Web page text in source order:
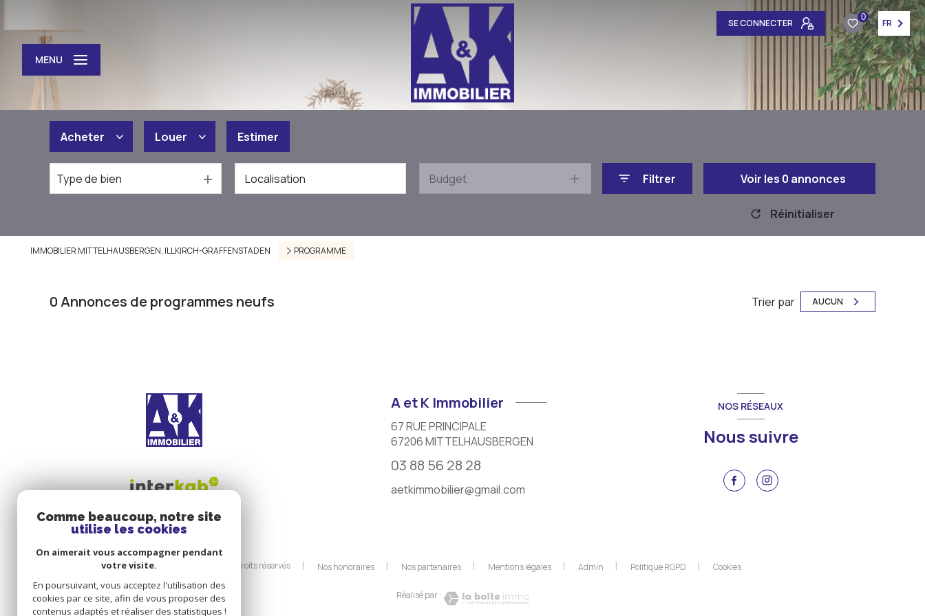
SE CONNECTER
0
FR
MENU
Acheter
De l'ancien
Louer
à l'année
Estimer
Type de bien Budget Filtrer Voir les 0 annonces
Réinitialiser
IMMOBILIER MITTELHAUSBERGEN, ILLKIRCH-GRAFFENSTADEN PROGRAMME
0Annonces de programmes neufs Trier par AUCUN
A et K Immobilier
67 RUE PRINCIPALE
67206MITTELHAUSBERGEN
03 88 56 28 28
aetkimmobilier@gmail.com
NOS RÉSEAUX
Nous suivre
© 2026 | Tous droits réservés Nos honoraires Nos partenaires Mentions légales Admin Politique RGPD Cookies
Réalisé par :
Comme beaucoup, notre site
utilise les cookies
On aimerait vous accompagner pendant
votre visite.
En poursuivant, vous acceptez l'utilisation des
cookies par ce site, afin de vous proposer des
contenus adaptés et réaliser des statistiques !